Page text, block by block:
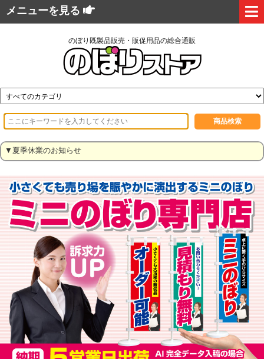
メニューを見る
のぼり既製品販売・販促用品の総合通販
▼夏季休業のお知らせ